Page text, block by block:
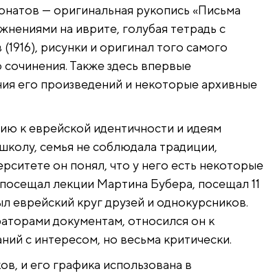
— оригинальная рукопись «Письма
на иврите, голубая тетрадь с
рисунки и оригинал того самого
Также здесь впервые
его произведений и некоторые архивные
к еврейской идентичности и идеям
семья не соблюдала традиции,
он понял, что у него есть некоторые
лекции Мартина Бубера, посещал 11
еврейский круг друзей и однокурсников.
документам, относился он к
с интересом, но весьма критически.
и его графика использована в